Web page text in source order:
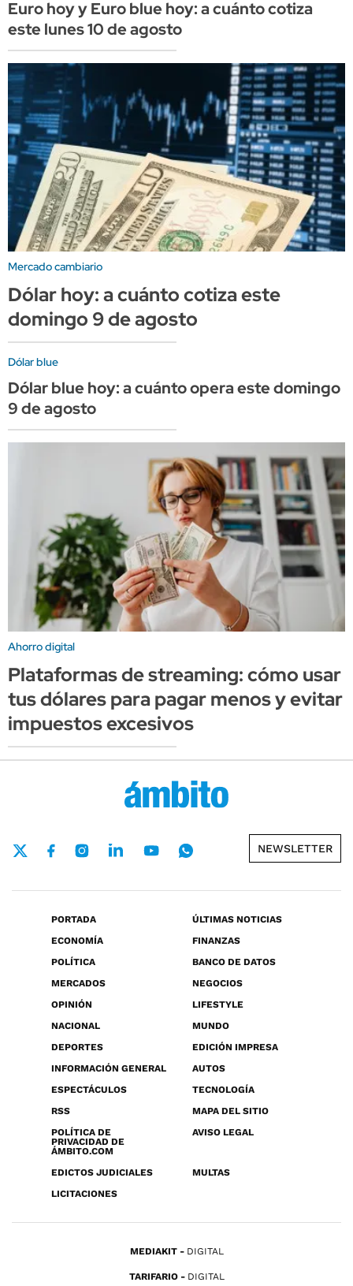
Euro hoy y Euro blue hoy: a cuánto cotiza
este lunes 10 de agosto
Mercado cambiario
Dólar hoy: a cuánto cotiza este
domingo 9 de agosto
Dólar blue
Dólar blue hoy: a cuánto opera este domingo
9 de agosto
Ahorro digital
Plataformas de streaming: cómo usar
tus dólares para pagar menos y evitar
impuestos excesivos
NEWSLETTER
PORTADA
ÚLTIMAS NOTICIAS
ECONOMÍA
FINANZAS
POLÍTICA
BANCO DE DATOS
MERCADOS
NEGOCIOS
OPINIÓN
LIFESTYLE
NACIONAL
MUNDO
DEPORTES
EDICIÓN IMPRESA
INFORMACIÓN GENERAL
AUTOS
ESPECTÁCULOS
TECNOLOGÍA
RSS
MAPA DEL SITIO
POLÍTICA DE
PRIVACIDAD DE
ÁMBITO.COM
AVISO LEGAL
EDICTOS JUDICIALES
MULTAS
LICITACIONES
MEDIAKIT DIGITAL
TARIFARIO DIGITAL